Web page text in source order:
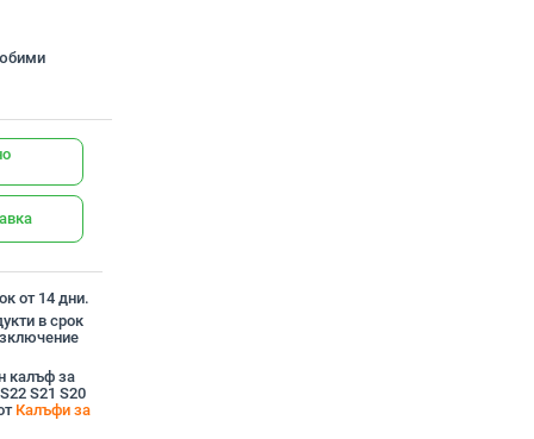
от 14 дни.
в срок
калъф за
S21 S20
Калъфи за